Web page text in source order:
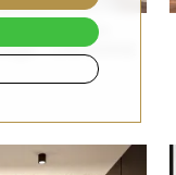
de bain
- UNIVERSE